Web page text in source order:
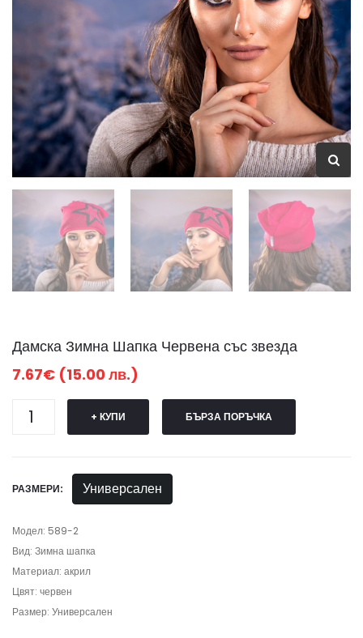
Дамска Зимна Шапка Червена със звезда
7.67€ (15.00 лв.)
+ КУПИ БЪРЗА ПОРЪЧКА
РАЗМЕРИ: Универсален
Модел: 589-2
Вид: Зимна шапка
Материал: акрил
Цвят: червен
Размер: Универсален